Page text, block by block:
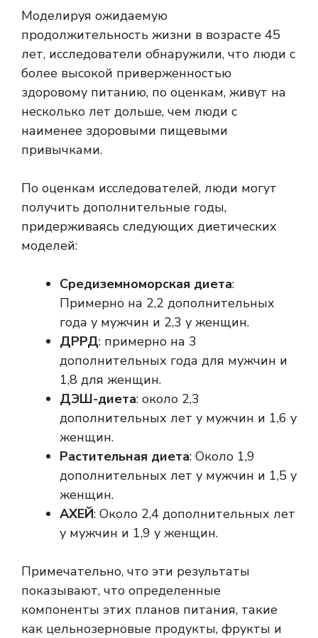
Моделируя ожидаемую
продолжительность жизни в возрасте 45
лет, исследователи обнаружили, что люди с
более высокой приверженностью
здоровому питанию, по оценкам, живут на
несколько лет дольше, чем люди с
наименее здоровыми пищевыми
привычками.
По оценкам исследователей, люди могут
получить дополнительные годы,
придерживаясь следующих диетических
моделей:
Средиземноморская диета:
Примерно на 2,2 дополнительных
года у мужчин и 2,3 у женщин.
ДРРД: примерно на 3
дополнительных года для мужчин и
1,8 для женщин.
ДЭШ-диета: около 2,3
дополнительных лет у мужчин и 1,6 у
женщин.
Растительная диета: Около 1,9
дополнительных лет у мужчин и 1,5 у
женщин.
АХЕЙ: Около 2,4 дополнительных лет
у мужчин и 1,9 у женщин.
Примечательно, что эти результаты
показывают, что определенные
компоненты этих планов питания, такие
как цельнозерновые продукты, фрукты и